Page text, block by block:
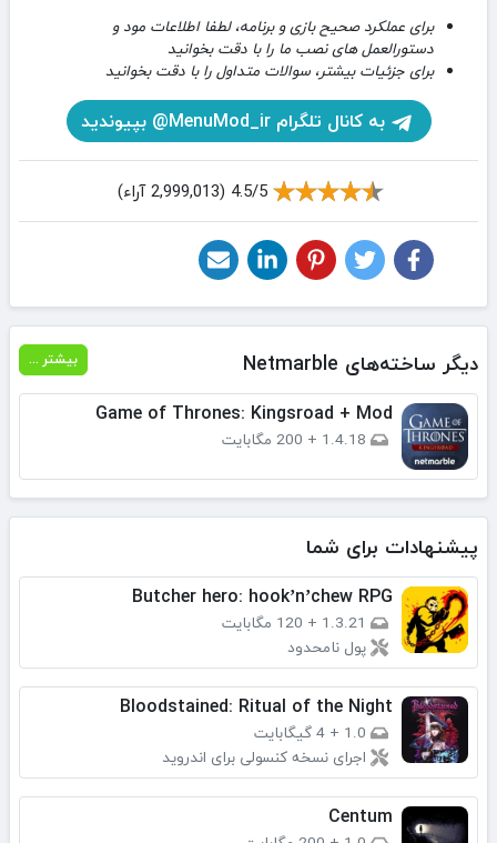
برای عملکرد صحیح بازی و برنامه، لطفا اطلاعات مود و
دستورالعمل های نصب ما را با دقت بخوانید
برای جزئیات بیشتر، سوالات متداول را با دقت بخوانید
به کانال تلگرام MenuMod_ir@ بپیوندید
4.5/5 (2,999,013 آراء)
دیگر ساخته‌های Netmarble بیشتر ...
Game of Thrones: Kingsroad + Mod
1.4.18
+ 200 مگابایت
پیشنهادات برای شما
Butcher hero: hook’n’chew RPG
1.3.21
+ 120 مگابایت
پول نامحدود
Bloodstained: Ritual of the Night
1.0
+ 4 گیگابایت
اجرای نسخه کنسولی برای اندروید
Centum